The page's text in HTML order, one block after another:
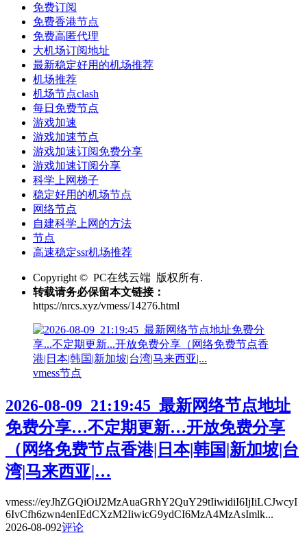
免费订阅
免费香港节点
免费高匿代理
大机场订阅地址
最新稳定好用的机场推荐
机场推荐
机场节点clash
每日免费节点
游戏加速
游戏加速节点
游戏加速订阅免费分享
游戏加速订阅分享
科学上网梯子
稳定好用的机场节点
网络节点
自建科学上网的方法
节点
高速稳定ssr机场推荐
Copyright © PC在线云端 版权所有.
转载请务必保留本文链接：
https://nrcs.xyz/vmess/14276.html
vmess节点
2026-08-09_21:19:45_最新网络节点地址
免费分享…不定期更新…开放免费分享
（网络免费节点香港|日本|韩国|新加坡|台
湾|马来西亚|…
vmess://eyJhZGQiOiJ2MzAuaGRhY2QuY29tIiwidiI6IjIiLCJwcyI
6IvCfh6zwn4enIEdCXzM2IiwicG9ydCI6MzA4MzAsImlk...
2026-08-092评论